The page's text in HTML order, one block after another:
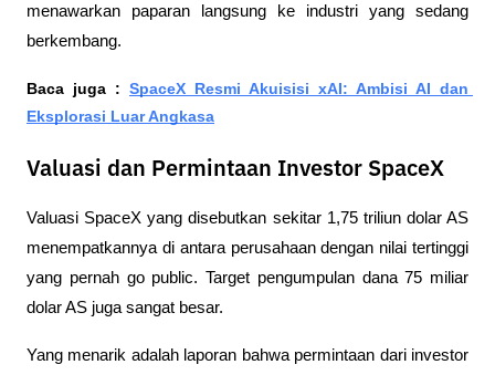
menawarkan paparan langsung ke industri yang sedang
berkembang.
Baca juga : SpaceX Resmi Akuisisi xAI: Ambisi AI dan
Eksplorasi Luar Angkasa
Valuasi dan Permintaan Investor SpaceX
Valuasi SpaceX yang disebutkan sekitar 1,75 triliun dolar AS
menempatkannya di antara perusahaan dengan nilai tertinggi
yang pernah go public. Target pengumpulan dana 75 miliar
dolar AS juga sangat besar.
Yang menarik adalah laporan bahwa permintaan dari investor